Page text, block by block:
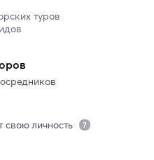
туров
личность